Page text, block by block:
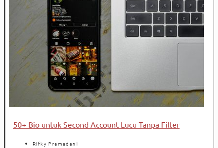
50+ Bio untuk Second Account Lucu Tanpa Filter
Rifky Pramadani